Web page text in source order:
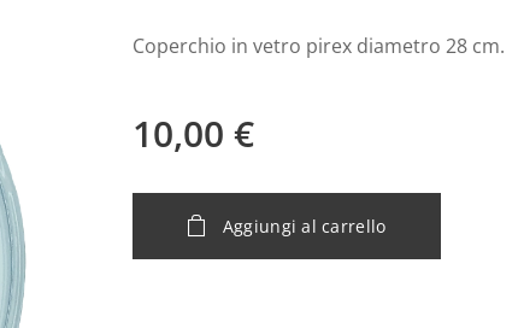
Coperchio in vetro pirex diametro 28 cm.
10,00 €
Aggiungi al carrello